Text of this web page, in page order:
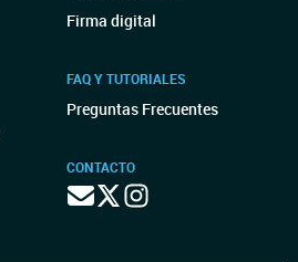
Firma digital
FAQ Y TUTORIALES
Preguntas Frecuentes
CONTACTO